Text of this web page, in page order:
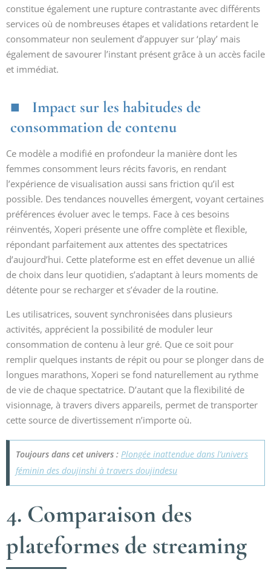
constitue également une rupture contrastante avec différents
services où de nombreuses étapes et validations retardent le
consommateur non seulement d’appuyer sur ‘play’ mais
également de savourer l’instant présent grâce à un accès facile
et immédiat.
Impact sur les habitudes de
consommation de contenu
Ce modèle a modifié en profondeur la manière dont les
femmes consomment leurs récits favoris, en rendant
l’expérience de visualisation aussi sans friction qu’il est
possible. Des tendances nouvelles émergent, voyant certaines
préférences évoluer avec le temps. Face à ces besoins
réinventés, Xoperi présente une offre complète et flexible,
répondant parfaitement aux attentes des spectatrices
d’aujourd’hui. Cette plateforme est en effet devenue un allié
de choix dans leur quotidien, s’adaptant à leurs moments de
détente pour se recharger et s’évader de la routine.
Les utilisatrices, souvent synchronisées dans plusieurs
activités, apprécient la possibilité de moduler leur
consommation de contenu à leur gré. Que ce soit pour
remplir quelques instants de répit ou pour se plonger dans de
longues marathons, Xoperi se fond naturellement au rythme
de vie de chaque spectatrice. D’autant que la flexibilité de
visionnage, à travers divers appareils, permet de transporter
cette source de divertissement n’importe où.
Toujours dans cet univers : Plongée inattendue dans l’univers
féminin des doujinshi à travers doujindesu
4. Comparaison des
plateformes de streaming